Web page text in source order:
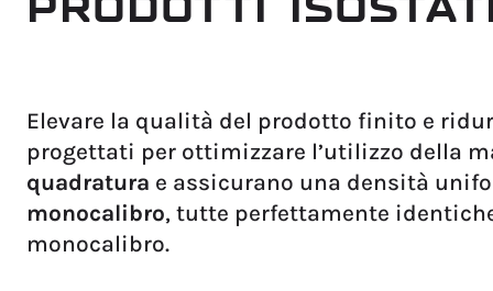
Elevare la qualità del prodotto finito e
progettati per ottimizzare l’utilizzo della
quadratura e assicurano una densità
monocalibro, tutte perfettamente
monocalibro.